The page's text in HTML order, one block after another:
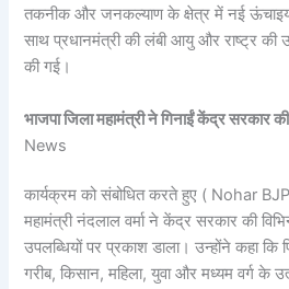
तकनीक और जनकल्याण के क्षेत्र में नई
साथ प्रधानमंत्री की लंबी आयु और राष्ट्र की
की गई।
भाजपा जिला महामंत्री ने गिनाईं केंद्र सरकार
News
कार्यक्रम को संबोधित करते हुए ( Nohar
महामंत्री नंदलाल वर्मा ने केंद्र सरकार की
उपलब्धियों पर प्रकाश डाला। उन्होंने कहा कि
गरीब, किसान, महिला, युवा और मध्यम वर्ग के